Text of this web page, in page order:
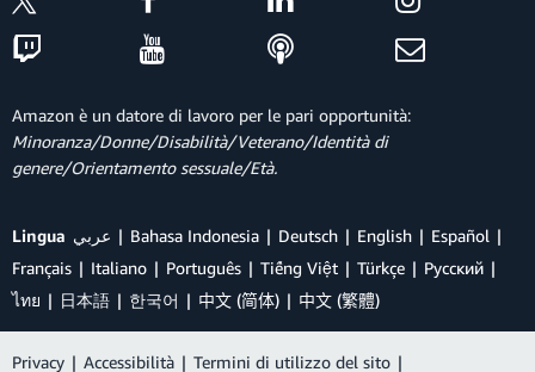
Amazon è un datore di lavoro per le pari opportunità:
Minoranza/Donne/Disabilità/Veterano/Identità di
genere/Orientamento sessuale/Età.
Lingua عربي Bahasa Indonesia Deutsch English
Español
Français
Italiano Português Tiếng Việt Türkçe
Ρусский
ไทย
日本語 한국어 中文 (简体) 中文 (繁體)
Privacy | Accessibilità | Termini di utilizzo del sito |